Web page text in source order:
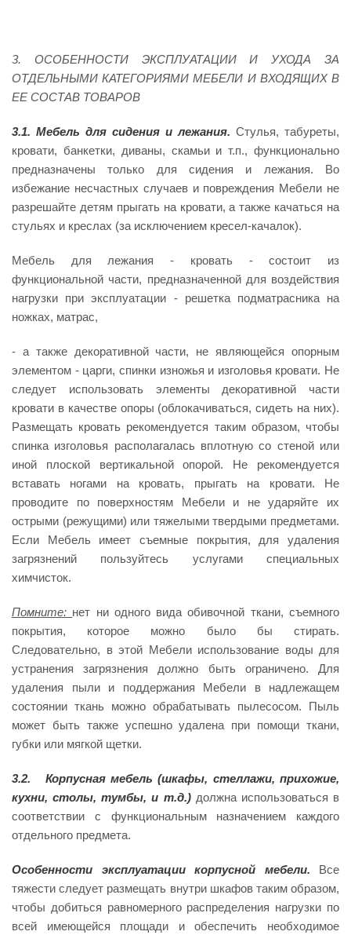
3. ОСОБЕННОСТИЭКСПЛУАТАЦИИ И УХОДА ЗА
ОТДЕЛЬНЫМИ КАТЕГОРИЯМИ МЕБЕЛИ И ВХОДЯЩИХ В
ЕЕ СОСТАВ ТОВАРОВ
3.1. Мебель для сидения и лежания. Стулья, табуреты,
кровати, банкетки, диваны, скамьи и т.п., функционально
предназначены только для сидения и лежания. Во
избежание несчастных случаев и повреждения Мебели не
разрешайте детям прыгать на кровати, а также качаться на
стульях и креслах (за исключением кресел-качалок).
Мебель для лежания - кровать - состоит из
функциональной части, предназначенной для воздействия
нагрузки при эксплуатации - решетка подматрасника на
ножках, матрас,
- а также декоративной части, не являющейся опорным
элементом - царги, спинки изножья и изголовья кровати. Не
следует использовать элементы декоративной части
кровати в качестве опоры (облокачиваться, сидеть на них).
Размещать кровать рекомендуется таким образом, чтобы
спинка изголовья располагалась вплотную со стеной или
иной плоской вертикальной опорой. Не рекомендуется
вставать ногами на кровать, прыгать на кровати. Не
проводите по поверхностям Мебели и не ударяйте их
острыми (режущими) или тяжелыми твердыми предметами.
Если Мебель имеет съемные покрытия, для удаления
загрязнений пользуйтесь услугами специальных
химчисток.
Помните: нет ни одного вида обивочной ткани, съемного
покрытия, которое можно было бы стирать.
Следовательно, в этой Мебели использование воды для
устранения загрязнения должно быть ограничено. Для
удаления пыли и поддержания Мебели в надлежащем
состоянии ткань можно обрабатывать пылесосом. Пыль
может быть также успешно удалена при помощи ткани,
губки или мягкой щетки.
3.2. Корпусная мебель (шкафы, стеллажи, прихожие,
кухни, столы, тумбы, и т.д.) должна использоваться в
соответствии с функциональным назначением каждого
отдельного предмета.
Особенности эксплуатации корпусной мебели.
Все
тяжести следует размещать внутри шкафов таким образом,
чтобы добиться равномерного распределения нагрузки по
всей имеющейся площади и обеспечить необходимое